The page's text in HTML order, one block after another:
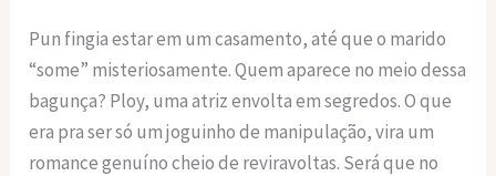
Pun fingia estar em um casamento, até que o marido
“some” misteriosamente. Quem aparece no meio dessa
bagunça? Ploy, uma atriz envolta em segredos. O que
era pra ser só um joguinho de manipulação, vira um
romance genuíno cheio de reviravoltas. Será que no